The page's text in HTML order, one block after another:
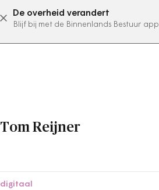
De overheid verandert
Blijf bij met de Binnenlands Bestuur app
abonneer nu
Tom Reijner
digitaal